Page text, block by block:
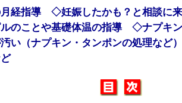
経指導 ◇妊娠したかも？と相談に
ルのことや基礎体温の指導 ◇ナプキ
い（ナプキン・タンポンの処理な